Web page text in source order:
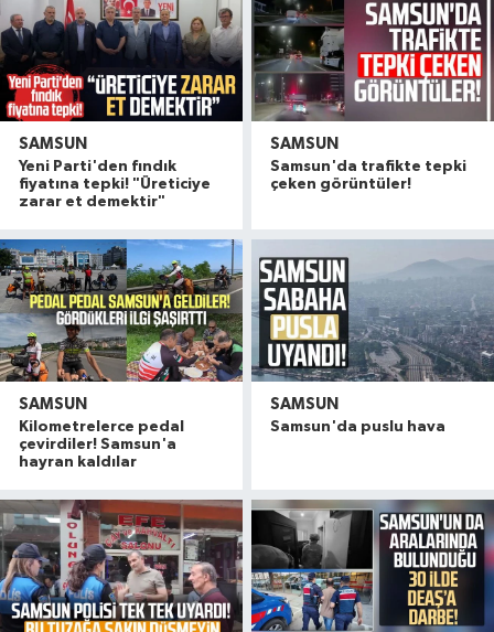
SAMSUN
Yeni Parti'den fındık
fiyatına tepki! "Üreticiye
zarar et demektir"
SAMSUN
Samsun'da trafikte tepki
çeken görüntüler!
SAMSUN
Kilometrelerce pedal
çevirdiler! Samsun'a
hayran kaldılar
SAMSUN
Samsun'da puslu hava